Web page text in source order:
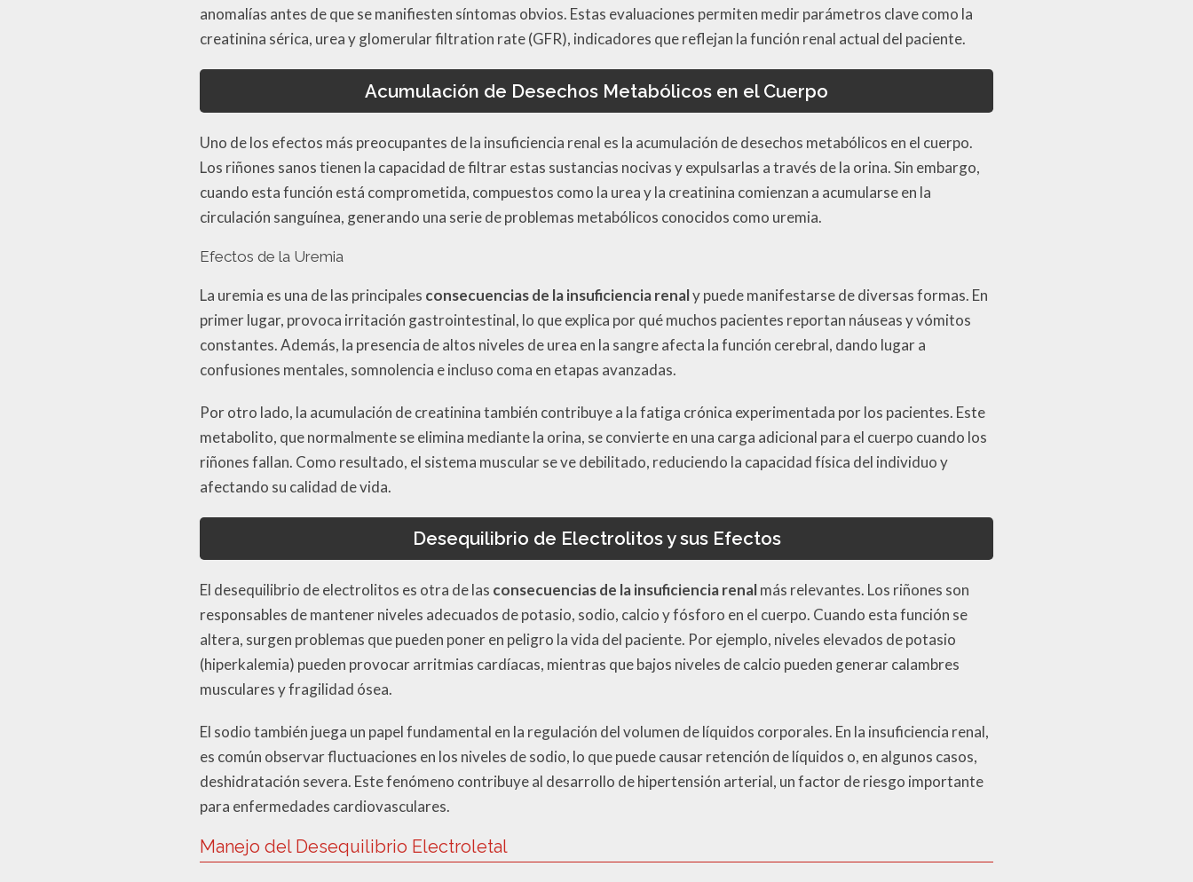
anomalías antes de que se manifiesten síntomas obvios. Estas evaluaciones permiten medir parámetros clave como la
creatinina sérica, urea y glomerular filtration rate (GFR), indicadores que reflejan la función renal actual del paciente.
Acumulación de Desechos Metabólicos en el Cuerpo
Uno de los efectos más preocupantes de la insuficiencia renal es la acumulación de desechos metabólicos en el cuerpo.
Los riñones sanos tienen la capacidad de filtrar estas sustancias nocivas y expulsarlas a través de la orina. Sin embargo,
cuando esta función está comprometida, compuestos como la urea y la creatinina comienzan a acumularse en la
circulación sanguínea, generando una serie de problemas metabólicos conocidos como uremia.
Efectos de la Uremia
La uremia es una de las principales consecuencias de la insuficiencia renaly puede manifestarse de diversas formas. En
primer lugar, provoca irritación gastrointestinal, lo que explica por qué muchos pacientes reportan náuseas y vómitos
constantes. Además, la presencia de altos niveles de urea en la sangre afecta la función cerebral, dando lugar a
confusiones mentales, somnolencia e incluso coma en etapas avanzadas.
Por otro lado, la acumulación de creatinina también contribuye a la fatiga crónica experimentada por los pacientes. Este
metabolito, que normalmente se elimina mediante la orina, se convierte en una carga adicional para el cuerpo cuando los
riñones fallan. Como resultado, el sistema muscular se ve debilitado, reduciendo la capacidad física del individuo y
afectando su calidad de vida.
Desequilibrio de Electrolitos y sus Efectos
El desequilibrio de electrolitos es otra de las consecuencias de la insuficiencia renalmás relevantes. Los riñones son
responsables de mantener niveles adecuados de potasio, sodio, calcio y fósforo en el cuerpo. Cuando esta función se
altera, surgen problemas que pueden poner en peligro la vida del paciente. Por ejemplo, niveles elevados de potasio
(hiperkalemia) pueden provocar arritmias cardíacas, mientras que bajos niveles de calcio pueden generar calambres
musculares y fragilidad ósea.
El sodio también juega un papel fundamental en la regulación del volumen de líquidos corporales. En la insuficiencia renal,
es común observar fluctuaciones en los niveles de sodio, lo que puede causar retención de líquidos o, en algunos casos,
deshidratación severa. Este fenómeno contribuye al desarrollo de hipertensión arterial, un factor de riesgo importante
para enfermedades cardiovasculares.
Manejo del Desequilibrio Electroletal